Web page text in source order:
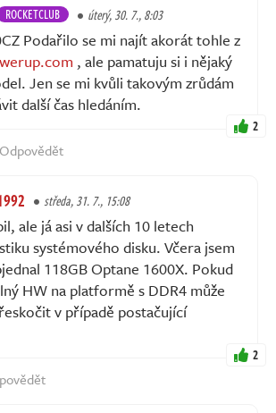
ROCKETCLUB úterý, 30. 7., 8:03
Podařilo se mi najít akorát tohle z
, ale pamatuju si i nějaký
Jen se mi kvůli takovým zrůdám
další čas hledáním.
2
Odpovědět
středa, 31. 7., 15:08
ale já asi v dalších 10 letech
systémového disku. Včera jsem
118GB Optane 1600X. Pokud
HW na platformě s DDR4 může
v případě postačující
2